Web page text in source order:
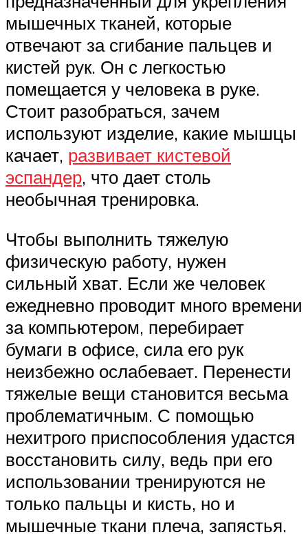
мышечных тканей, которые
отвечают за сгибание пальцев и
кистей рук. Он с легкостью
помещается у человека в руке.
Стоит разобраться, зачем
используют изделие, какие мышцы
качает, развивает кистевой
эспандер, что дает столь
необычная тренировка.
Чтобы выполнить тяжелую
физическую работу, нужен
сильный хват. Если же человек
ежедневно проводит много времени
за компьютером, перебирает
бумаги в офисе, сила его рук
неизбежно ослабевает. Перенести
тяжелые вещи становится весьма
проблематичным. С помощью
нехитрого приспособления удастся
восстановить силу, ведь при его
использовании тренируются не
только пальцы и кисть, но и
мышечные ткани плеча, запястья.